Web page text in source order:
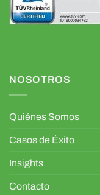
NOSOTROS
Quiénes Somos
Casos de Éxito
Insights
Contacto